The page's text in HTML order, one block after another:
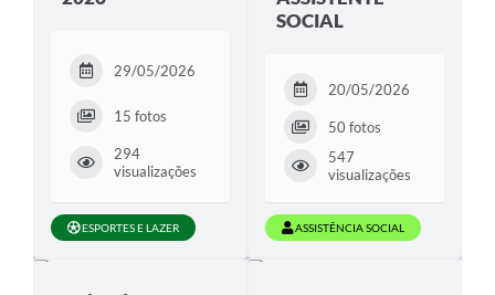
29/05/2026
15 fotos
294
visualizações
ESPORTES E LAZER
SOCIAL
20/05/2026
50 fotos
547
visualizações
ASSISTÊNCIA SOCIAL